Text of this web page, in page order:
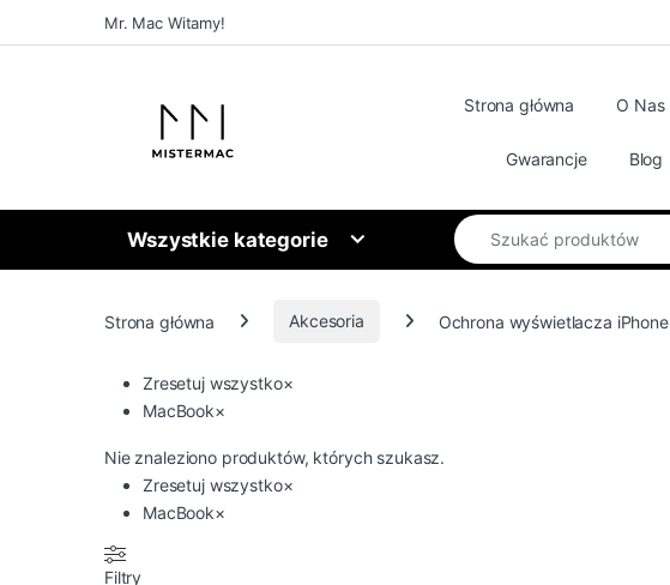
Skip to navigation
Skip to contentMr. Mac Witamy!
Strona główna O Nas
Gwarancje Blog
Wszystkie kategorie
Search for:
Strona główna Akcesoria Ochrona wyświetlacza iPhone
Zresetuj wszystko×
MacBook×
Nie znaleziono produktów, których szukasz.
Zresetuj wszystko×
MacBook×
Filtry